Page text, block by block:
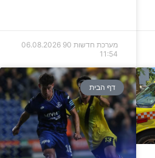
מערכת חדשות 90
06.08.2026
11:54
דף הבית